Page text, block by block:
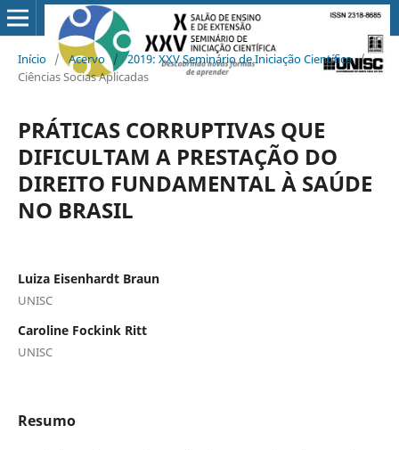
Início / Acervo / 2019: XXV Seminário de Iniciação Científica /
Ciências Socias Aplicadas
PRÁTICAS CORRUPTIVAS QUE
DIFICULTAM A PRESTAÇÃO DO
DIREITO FUNDAMENTAL À SAÚDE
NO BRASIL
Luiza Eisenhardt Braun
UNISC
Caroline Fockink Ritt
UNISC
Resumo